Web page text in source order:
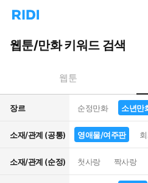
리
홈
으
턴
트
웹툰/만화 키워드 검색
웹툰
장르 순정만화 소년만
소재/관계 (공통) 영애물/여주판
소재/관계 (순정) 첫사랑 짝사랑